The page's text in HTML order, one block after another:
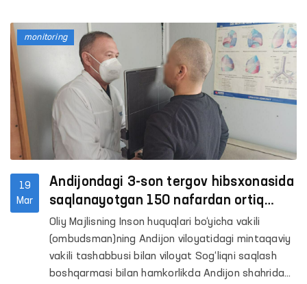
amalga oshirildi.
19
Mar
Andijondagi 3-son tergov hibsxonasida
saqlanayotgan 150 nafardan ortiq
shaxslar tibbiy ko‘rikdan o‘tkazildi
Oliy Majlisning Inson huquqlari bo‘yicha vakili
(ombudsman)ning Andijon viloyatidagi mintaqaviy
vakili tashabbusi bilan viloyat Sog‘liqni saqlash
boshqarmasi bilan hamkorlikda Andijon shahrida
monitoring